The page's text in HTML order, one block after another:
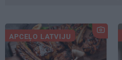
APCEĻO LATVIJU